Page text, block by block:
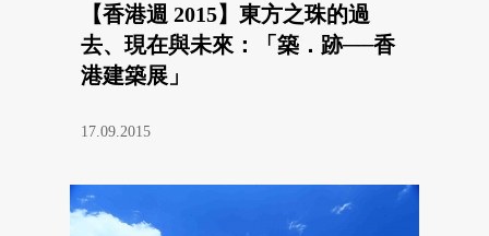
【香港週 2015】東方之珠的過
去、現在與未來：「築．跡──香
港建築展」
17.09.2015